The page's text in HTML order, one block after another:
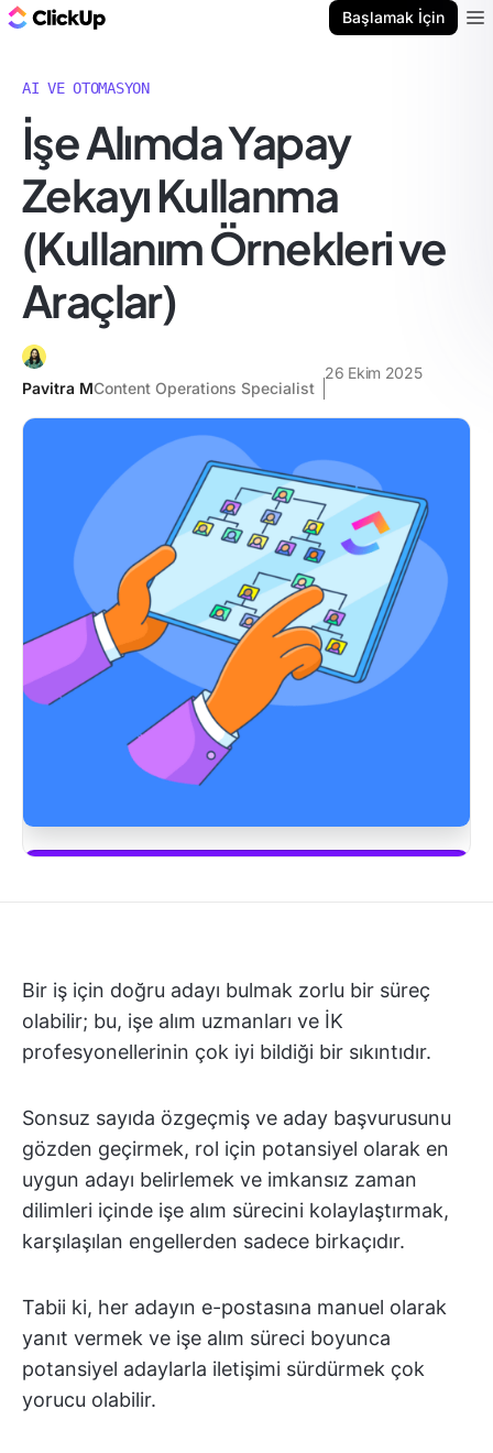
Başlamak İçin
AI VE OTOMASYON
İşe Alımda Yapay
Zekayı Kullanma
(Kullanım Örnekleri ve
Araçlar)
Pavitra MContent Operations Specialist
26 Ekim 2025
Bir iş için doğru adayı bulmak zorlu bir süreç
olabilir; bu, işe alım uzmanları ve İK
profesyonellerinin çok iyi bildiği bir sıkıntıdır.
Sonsuz sayıda özgeçmiş ve aday başvurusunu
gözden geçirmek, rol için potansiyel olarak en
uygun adayı belirlemek ve imkansız zaman
dilimleri içinde işe alım sürecini kolaylaştırmak,
karşılaşılan engellerden sadece birkaçıdır.
Tabii ki, her adayın e-postasına manuel olarak
yanıt vermek ve işe alım süreci boyunca
potansiyel adaylarla iletişimi sürdürmek çok
yorucu olabilir.